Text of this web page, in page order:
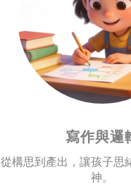
寫作與邏
從構思到產出，讓孩子思
神。